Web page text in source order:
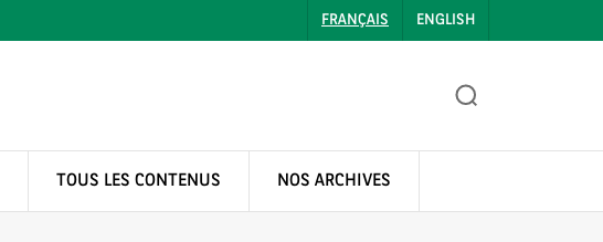
FRANÇAIS ENGLISH
TOUS LES CONTENUS NOS ARCHIVES